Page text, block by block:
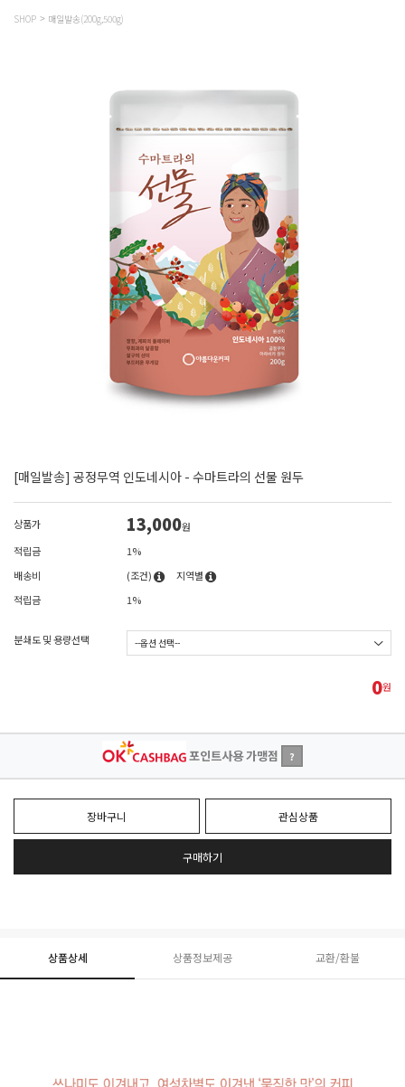
SHOP 매일발송(200g,500g)
[매일발송] 공정무역 인도네시아 - 수마트라의 선물 원두
상품가 13,000원
적립금
1%
배송비
(조건)
지역별
적립금
1%
분쇄도 및 용량선택
0원
포인트사용 가맹점 ?
장바구니 관심상품
구매하기
상품상세 상품정보제공 교환/환불